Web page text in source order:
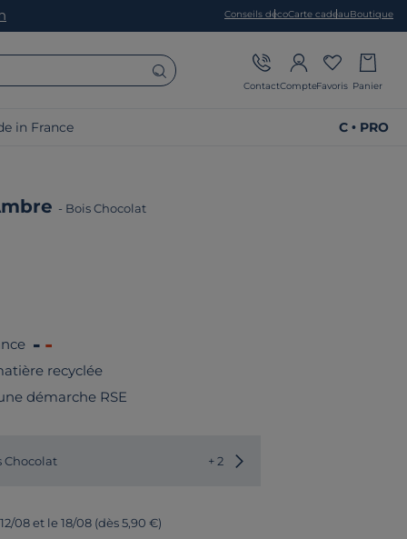
Conseils décoCarte cadeauBoutique
ContactCompteFavoris Panier
in France C • PRO
- Bois Chocolat
recyclée
démarche RSE
Chocolat + 2 Choisir une autre couleur
08 et le 18/08 (dès 5,90 €)